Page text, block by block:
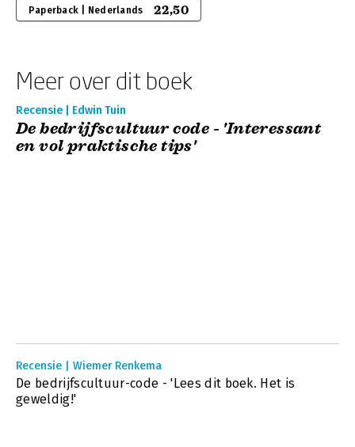
Paperback | Nederlands 22,50
Meer over dit boek
Recensie | Edwin Tuin
De bedrijfscultuur code - 'Interessant
en vol praktische tips'
Recensie | Wiemer Renkema
De bedrijfscultuur-code - 'Lees dit boek. Het is
geweldig!'